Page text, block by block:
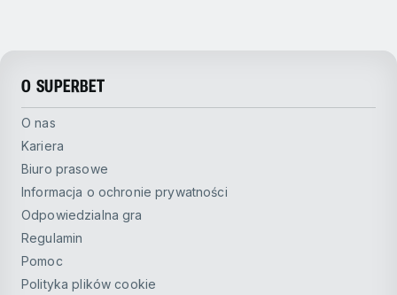
O SUPERBET
O nas
Kariera
Biuro prasowe
Informacja o ochronie prywatności
Odpowiedzialna gra
Regulamin
Pomoc
Polityka plików cookie